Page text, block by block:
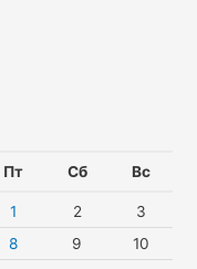
Пт Сб Вс
1 2
3
8 9
10